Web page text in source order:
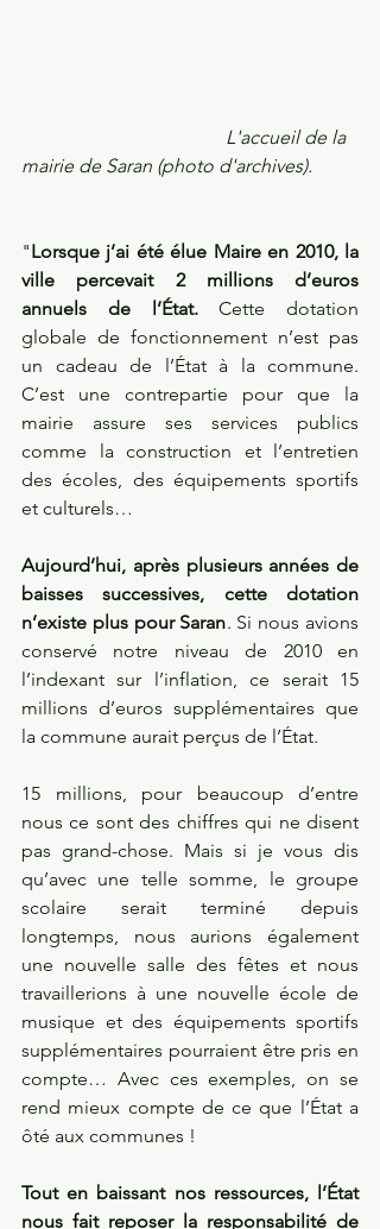
L'accueil de la
mairie de Saran (photo d'archives).
"Lorsque j’ai été élue Maire en 2010, la
ville percevait 2 millions d’euros
annuels de l’État. Cette dotation
globale de fonctionnement n’est pas
un cadeau de l’État à la commune.
C’est une contrepartie pour que la
mairie assure ses services publics
comme la construction et l’entretien
des écoles, des équipements sportifs
et culturels…
Aujourd’hui, après plusieurs années de
baisses successives, cette dotation
n’existe plus pour Saran. Si nous avions
conservé notre niveau de 2010 en
l’indexant sur l’inflation, ce serait 15
millions d’euros supplémentaires que
la commune aurait perçus de l’État.
15 millions, pour beaucoup d’entre
nous ce sont des chiffres qui ne disent
pas grand-chose. Mais si je vous dis
qu’avec une telle somme, le groupe
scolaire serait terminé depuis
longtemps, nous aurions également
une nouvelle salle des fêtes et nous
travaillerions à une nouvelle école de
musique et des équipements sportifs
supplémentaires pourraient être pris en
compte… Avec ces exemples, on se
rend mieux compte de ce que l’État a
ôté aux communes !
Tout en baissant nos ressources, l’État
nous fait reposer la responsabilité de